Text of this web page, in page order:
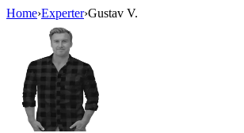
Home›Experter›Gustav V.